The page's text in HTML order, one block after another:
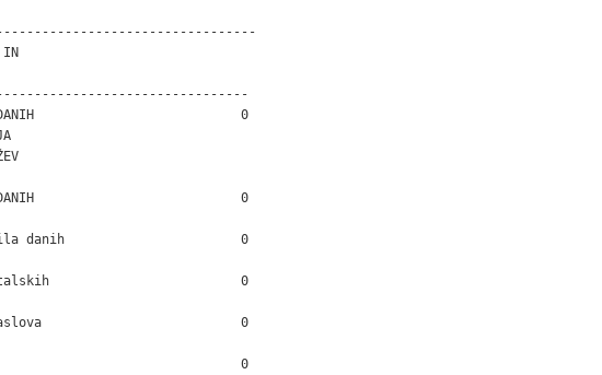
IN
DANIH                           0
DANIH                           0
danih                       0
0
0
IN                                0